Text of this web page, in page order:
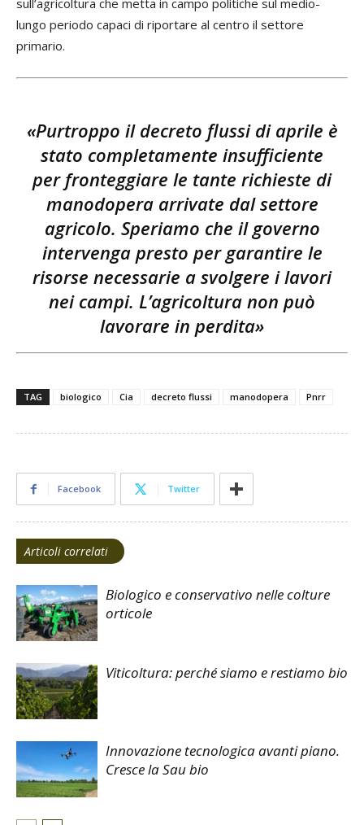
lungo periodo capaci di riportare al centro il settore
primario.
«Purtroppo il decreto flussi di aprile è
stato completamente insufficiente
per fronteggiare le tante richieste di
manodopera arrivate dal settore
agricolo. Speriamo che il governo
intervenga presto per garantire le
risorse necessarie a svolgere i lavori
nei campi. L’agricoltura non può
lavorare in perdita»
TAG biologico Cia decreto flussi manodopera Pnrr
Facebook Twitter
Articoli correlati
Biologico e conservativo nelle colture
orticole
Viticoltura: perché siamo e restiamo bio
Innovazione tecnologica avanti piano.
Cresce la Sau bio